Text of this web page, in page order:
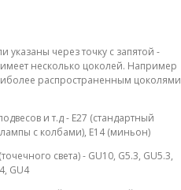
указаны через точку с запятой -
имеет несколько цоколей. Например
распространенным цоколями
и т.д - E27 (стандартный
с колбами), E14 (миньон)
света) - GU10, G5.3, GU5.3,
GU4